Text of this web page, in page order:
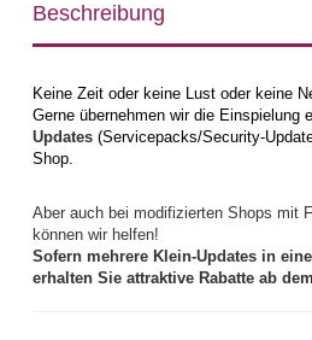
Beschreibung
Keine Zeit oder keine Lust oder keine
Gerne übernehmen wir die Einspielung
Updates (Servicepacks/Security-
Shop.
Aber auch bei modifizierten Shops mit
können wir helfen!
Sofern mehrere Klein-Updates in
erhalten Sie attraktive Rabatte ab